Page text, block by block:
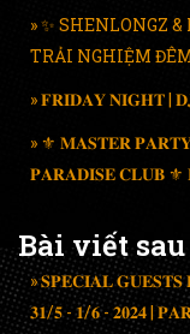
» ✨ SHENLONGZ
TRẢI NGHIỆM
» 𝐅𝐑𝐈𝐃𝐀𝐘 𝐍𝐈𝐆𝐇𝐓 |
» ⚜️ 𝐌𝐀𝐒𝐓𝐄𝐑
𝐏𝐀𝐑𝐀𝐃𝐈𝐒𝐄 𝐂𝐋𝐔𝐁 ⚜️
Bài viết sau
» 𝐒𝐏𝐄𝐂𝐈𝐀𝐋
𝟑𝟏/𝟓 - 𝟏/𝟔 - 𝟐𝟎𝟐𝟒 |